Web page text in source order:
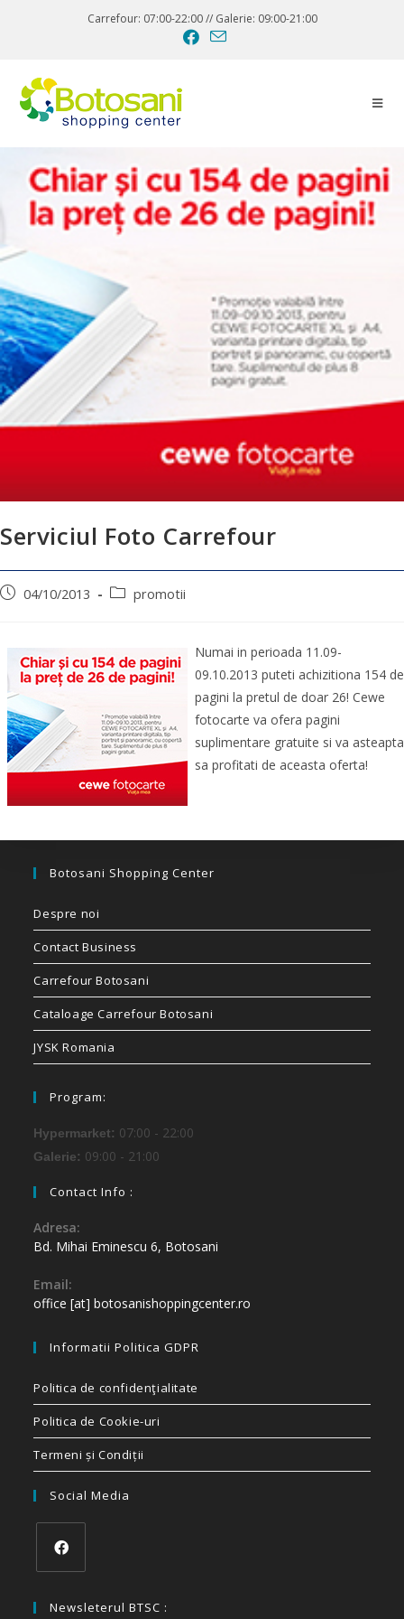
Carrefour: 07:00-22:00 // Galerie: 09:00-21:00
Serviciul Foto Carrefour
04/10/2013 promotii
Numai in perioada 11.09-
09.10.2013 puteti achizitiona 154 de
pagini la pretul de doar 26! Cewe
fotocarte va ofera pagini
suplimentare gratuite si va asteapta
sa profitati de aceasta oferta!
Botosani Shopping Center
Despre noi
Contact Business
Carrefour Botosani
Cataloage Carrefour Botosani
JYSK Romania
Program:
Hypermarket: 07:00 - 22:00
Galerie: 09:00 - 21:00
Contact Info :
Adresa:
Bd. Mihai Eminescu 6, Botosani
Email:
office [at] botosanishoppingcenter.ro
Informatii Politica GDPR
Politica de confidenţialitate
Politica de Cookie-uri
Termeni și Condiții
Social Media
Newsleterul BTSC :